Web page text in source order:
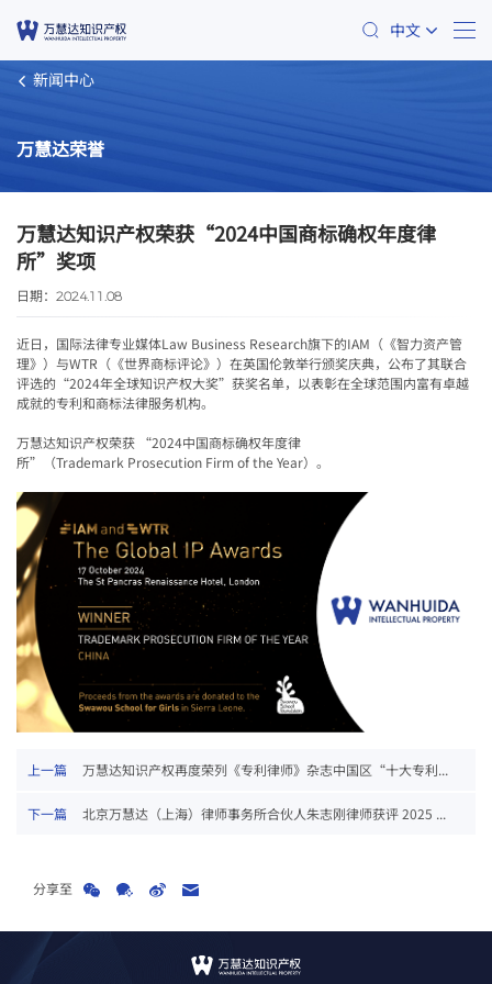
中文
新闻中心
万慧达荣誉
万慧达知识产权荣获“2024中国商标确权年度律
所”奖项
日期： 2024.11.08
近日，国际法律专业媒体Law Business Research旗下的IAM（《智力资产管
理》）与WTR（《世界商标评论》）在英国伦敦举行颁奖庆典，公布了其联合
评选的“2024年全球知识产权大奖”获奖名单，以表彰在全球范围内富有卓越
成就的专利和商标法律服务机构。
万慧达知识产权荣获 “2024中国商标确权年度律
所”（Trademark Prosecution Firm of the Year）。
上一篇 万慧达知识产权再度荣列《专利律师》杂志中国区“十大专利...
下一篇 北京万慧达（上海）律师事务所合伙人朱志刚律师获评 2025 ...
分享至